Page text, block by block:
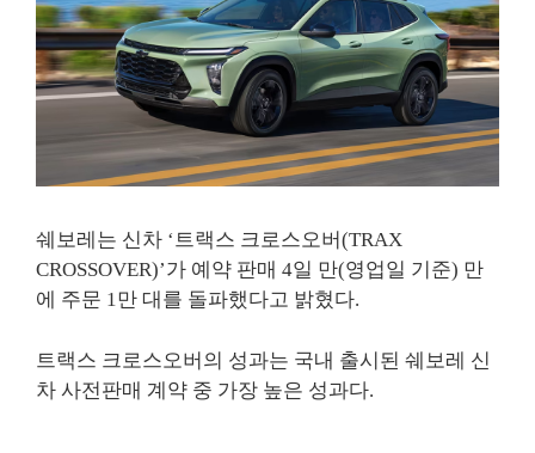
쉐보레는 신차 ‘트랙스 크로스오버(TRAX
CROSSOVER)’가 예약 판매 4일 만(영업일 기준) 만
에 주문 1만 대를 돌파했다고 밝혔다.
트랙스 크로스오버의 성과는 국내 출시된 쉐보레 신
차 사전판매 계약 중 가장 높은 성과다.